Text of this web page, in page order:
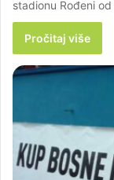
stadionu Rođeni
Pročitaj više